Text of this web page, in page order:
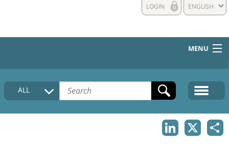
ENGLISH
LOGIN
MENU
HOME
COLLECTIONS DESCRIPTION
ALL